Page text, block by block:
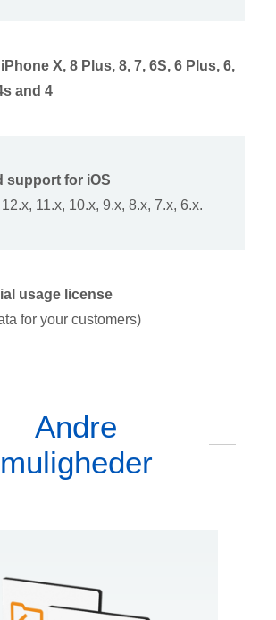
X, 8 Plus, 8, 7, 6S, 6 Plus, 6,
and 4
support for iOS
11.x, 10.x, 9.x, 8.x, 7.x, 6.x.
usage license
for your customers)
Andre
muligheder